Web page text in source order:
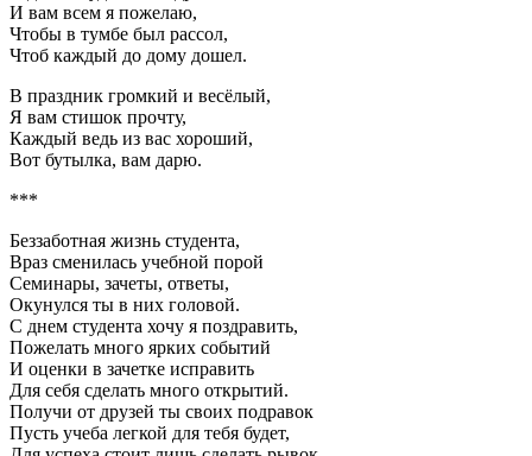
И вам всем я пожелаю,
Чтобы в тумбе был рассол,
Чтоб каждый до дому дошел.
В праздник громкий и весёлый,
Я вам стишок прочту,
Каждый ведь из вас хороший,
Вот бутылка, вам дарю.
***
Беззаботная жизнь студента,
Враз сменилась учебной порой
Семинары, зачеты, ответы,
Окунулся ты в них головой.
С днем студента хочу я поздравить,
Пожелать много ярких событий
И оценки в зачетке исправить
Для себя сделать много открытий.
Получи от друзей ты своих подравок
Пусть учеба легкой для тебя будет,